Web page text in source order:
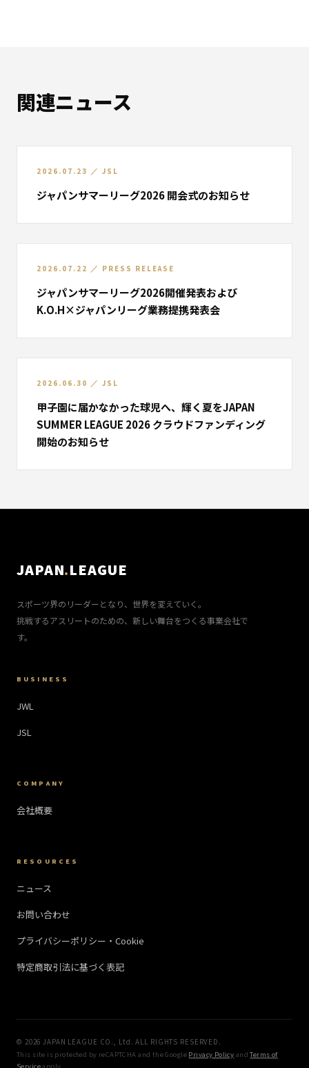
関連ニュース
2026.07.23 ／ JSL
ジャパンサマーリーグ2026 開会式のお知らせ
2026.07.22 ／ PRESS RELEASE
ジャパンサマーリーグ2026開催発表および
K.O.H×ジャパンリーグ業務提携発表会
2026.06.30 ／ JSL
甲子園に届かなかった球児へ、輝く夏を――JAPAN
SUMMER LEAGUE 2026 クラウドファンディング
開始のお知らせ
JAPAN.LEAGUE
スポーツ界のリーダーとなり、世界を変えていく。
挑戦するアスリートのための、新しい舞台をつくる事業会社で
す。
BUSINESS
JWL
JSL
COMPANY
会社概要
RESOURCES
ニュース
お問い合わせ
プライバシーポリシー・Cookie
特定商取引法に基づく表記
© 2026 JAPAN LEAGUE CO., Ltd. ALL RIGHTS RESERVED.
This site is protected by reCAPTCHA and the Google Privacy Policy and Terms of